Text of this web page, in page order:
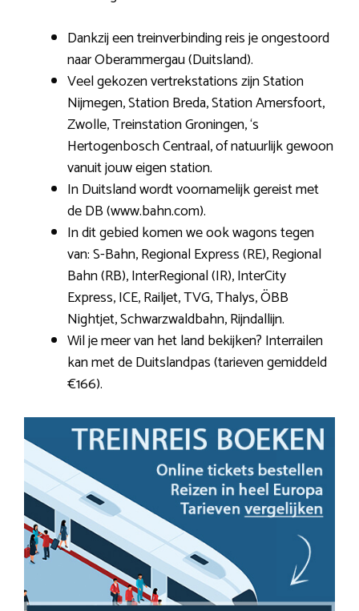
Dankzij een treinverbinding reis je ongestoord
naar Oberammergau (Duitsland).
Veel gekozen vertrekstations zijn Station
Nijmegen, Station Breda, Station Amersfoort,
Zwolle, Treinstation Groningen, ‘s
Hertogenbosch Centraal, of natuurlijk gewoon
vanuit jouw eigen station.
In Duitsland wordt voornamelijk gereist met
de DB (www.bahn.com).
In dit gebied komen we ook wagons tegen
van: S-Bahn, Regional Express (RE), Regional
Bahn (RB), InterRegional (IR), InterCity
Express, ICE, Railjet, TVG, Thalys, ÖBB
Nightjet, Schwarzwaldbahn, Rijndallijn.
Wil je meer van het land bekijken? Interrailen
kan met de Duitslandpas (tarieven gemiddeld
€166).